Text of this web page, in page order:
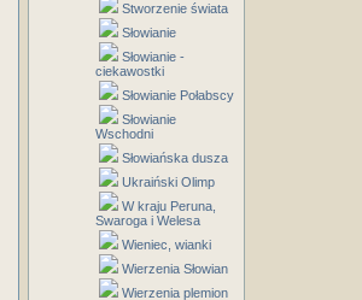
Stworzenie świata
Słowianie
Słowianie -
ciekawostki
Słowianie Połabscy
Słowianie
Wschodni
Słowiańska dusza
Ukraiński Olimp
W kraju Peruna,
Swaroga i Welesa
Wieniec, wianki
Wierzenia Słowian
Wierzenia plemion